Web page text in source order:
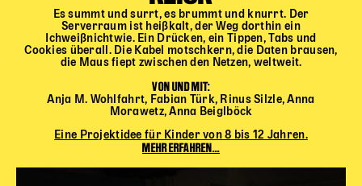
Es summt und surrt, es brummt und knurrt. Der
Serverraum ist heißkalt, der Weg dorthin ein
Ichweißnichtwie. Ein Drücken, ein Tippen, Tabs und
Cookies überall. Die Kabel motschkern, die Daten brausen,
die Maus fiept zwischen den Netzen, weltweit.
VON UND MIT:
Anja M. Wohlfahrt, Fabian Türk, Rinus Silzle, Anna
Morawetz, Anna Beiglböck
Eine Projektidee für Kinder von 8 bis 12 Jahren.
MEHR ERFAHREN...